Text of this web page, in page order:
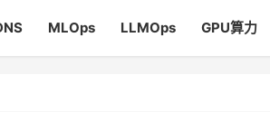
MLOps LLMOps GPU算力